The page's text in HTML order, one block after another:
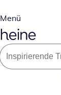
Menü